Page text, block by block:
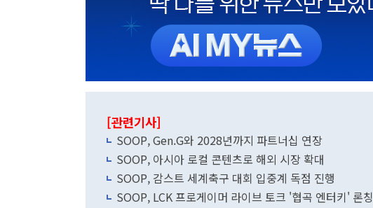
[관련기사]
SOOP, Gen.G와 2028년까지 파트너십 연장
SOOP, 아시아 로컬 콘텐츠로 해외 시장 확대
SOOP, 감스트 세계축구 대회 입중계 독점 진행
SOOP, LCK 프로게이머 라이브 토크 '협곡 엔터키' 론칭